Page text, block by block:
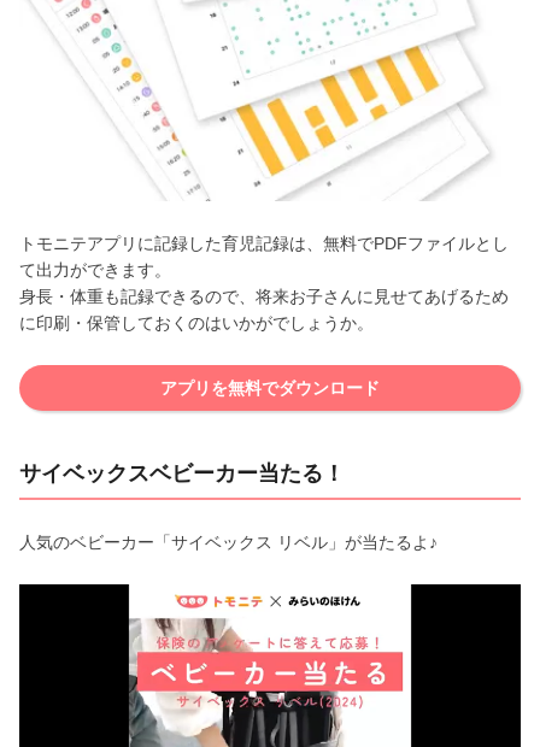
トモニテアプリに記録した育児記録は、無料でPDFファイルとし
て出力ができます。
身長・体重も記録できるので、将来お子さんに見せてあげるため
に印刷・保管しておくのはいかがでしょうか。
アプリを無料でダウンロード
サイベックスベビーカー当たる！
人気のベビーカー「サイベックス リベル」が当たるよ♪